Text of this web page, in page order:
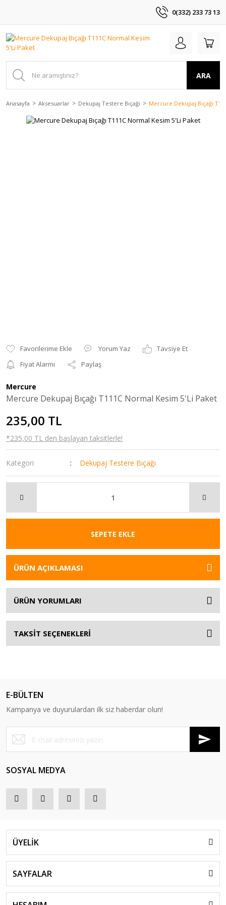
0(332) 233 73 13
ARA
Anasayfa Aksesuarlar Dekupaj Testere Bıçağı Mercure Dekupaj Bıçağı
Yorum Yaz
Tavsiye Et
Fiyat Alarmı
Paylaş
Mercure
Mercure Dekupaj Bıçağı T111C Normal Kesim 5'Li Paket
235,00 TL
*235,00 TL den başlayan taksitlerle!
Kategori Dekupaj Testere Bıçağı
SEPETE EKLE
ÜRÜN AÇIKLAMASI
ÜRÜN YORUMLARI
TAKSİT SEÇENEKLERİ
E-BÜLTEN
Kampanya ve duyurulardan ilk siz haberdar olun!
SOSYAL MEDYA
ÜYELİK
SAYFALAR